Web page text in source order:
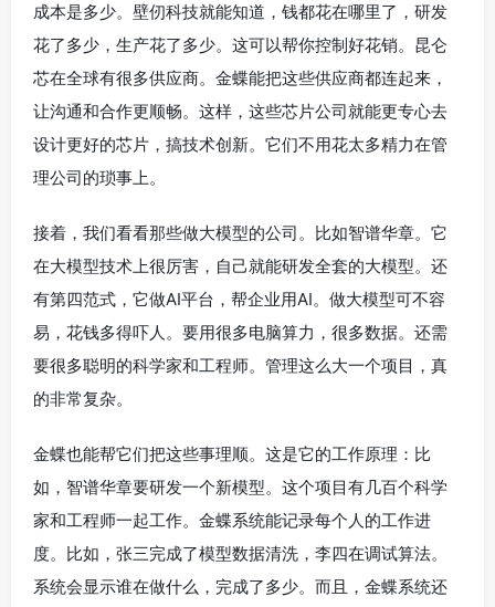
成本是多少。壁仞科技就能知道，钱都花在哪里了，研发
花了多少，生产花了多少。这可以帮你控制好花销。昆仑
芯在全球有很多供应商。金蝶能把这些供应商都连起来，
让沟通和合作更顺畅。这样，这些芯片公司就能更专心去
设计更好的芯片，搞技术创新。它们不用花太多精力在管
理公司的琐事上。
接着，我们看看那些做大模型的公司。比如智谱华章。它
在大模型技术上很厉害，自己就能研发全套的大模型。还
有第四范式，它做AI平台，帮企业用AI。做大模型可不容
易，花钱多得吓人。要用很多电脑算力，很多数据。还需
要很多聪明的科学家和工程师。管理这么大一个项目，真
的非常复杂。
金蝶也能帮它们把这些事理顺。这是它的工作原理：比
如，智谱华章要研发一个新模型。这个项目有几百个科学
家和工程师一起工作。金蝶系统能记录每个人的工作进
度。比如，张三完成了模型数据清洗，李四在调试算法。
系统会显示谁在做什么，完成了多少。而且，金蝶系统还